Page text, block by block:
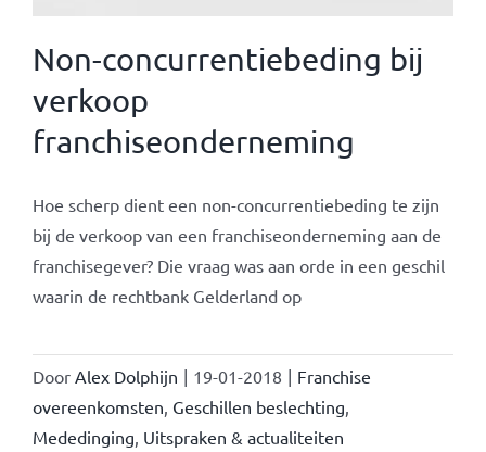
Non-concurrentiebeding bij
verkoop
franchiseonderneming
Hoe scherp dient een non-concurrentiebeding te zijn
bij de verkoop van een franchiseonderneming aan de
franchisegever? Die vraag was aan orde in een geschil
waarin de rechtbank Gelderland op
Door Alex Dolphijn | 19-01-2018 | Franchise
overeenkomsten, Geschillen beslechting,
Mededinging, Uitspraken & actualiteiten